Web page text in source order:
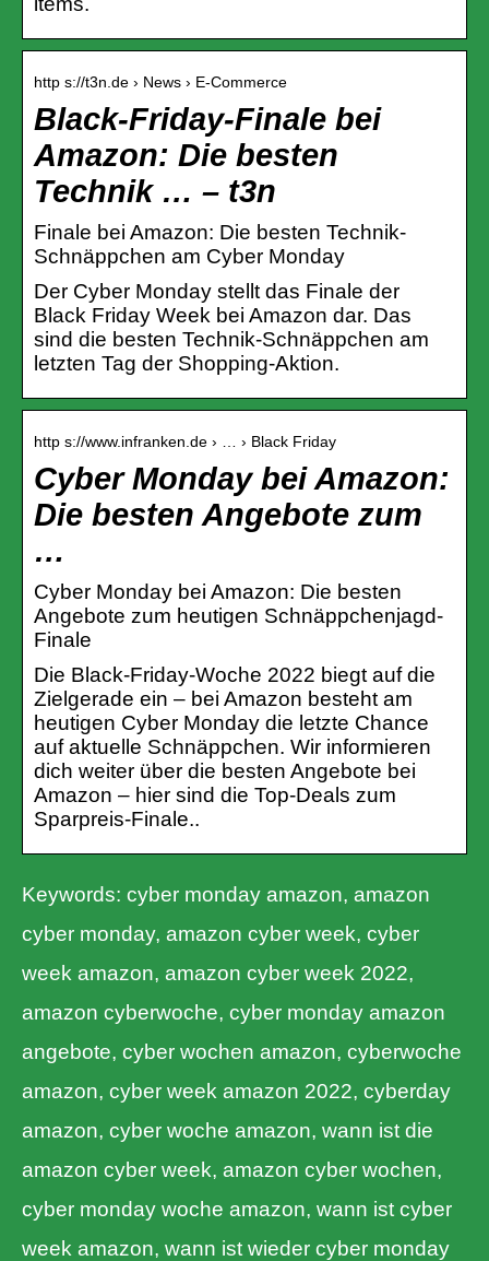
http s://t3n.de › News › E-Commerce
Black-Friday-Finale bei
Amazon: Die besten
Technik … – t3n
Finale bei Amazon: Die besten Technik-
Schnäppchen am Cyber Monday
Der Cyber Monday stellt das Finale der
Black Friday Week bei Amazon dar. Das
sind die besten Technik-Schnäppchen am
letzten Tag der Shopping-Aktion.
http s://www.infranken.de › … › Black Friday
Cyber Monday bei Amazon:
Die besten Angebote zum
…
Cyber Monday bei Amazon: Die besten
Angebote zum heutigen Schnäppchenjagd-
Finale
Die Black-Friday-Woche 2022 biegt auf die
Zielgerade ein – bei Amazon besteht am
heutigen Cyber Monday die letzte Chance
auf aktuelle Schnäppchen. Wir informieren
dich weiter über die besten Angebote bei
Amazon – hier sind die Top-Deals zum
Sparpreis-Finale..
Keywords: cyber monday amazon, amazon
cyber monday, amazon cyber week, cyber
week amazon, amazon cyber week 2022,
amazon cyberwoche, cyber monday amazon
angebote, cyber wochen amazon, cyberwoche
amazon, cyber week amazon 2022, cyberday
amazon, cyber woche amazon, wann ist die
amazon cyber week, amazon cyber wochen,
cyber monday woche amazon, wann ist cyber
week amazon, wann ist wieder cyber monday